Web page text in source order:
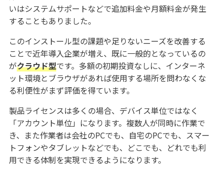
いはシステムサポートなどで追加料金や月額料金が発生
することもありました。
このインストール型の課題や足りないニーズを改善する
ことで近年導入企業が増え、既に一般的となっているの
がクラウド型です。多額の初期投資なしに、インターネ
ット環境とブラウザがあれば使用する場所を問わなくな
る利便性がまず評価を得ています。
製品ライセンスは多くの場合、デバイス単位ではなく
「アカウント単位」になります。複数人が同時に作業で
き、また作業者は会社のPCでも、自宅のPCでも、スマー
トフォンやタブレットなどでも、どこでも、どれでも利
用できる体制を実現できるようになります。